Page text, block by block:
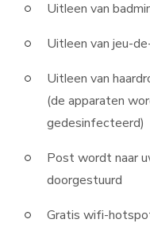
Uitleen van
Uitleen van jeu-
Uitleen van
(de apparaten
gedesinfecteerd)
Post wordt naar
doorgestuurd
Gratis wifi-